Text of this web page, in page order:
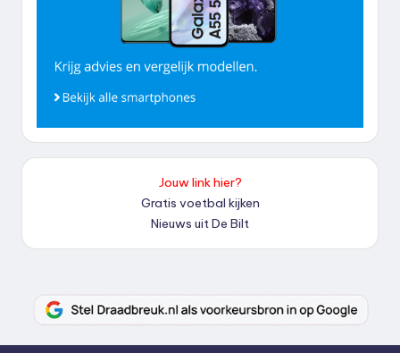
Jouw link hier?
Gratis voetbal kijken
Nieuws uit De Bilt